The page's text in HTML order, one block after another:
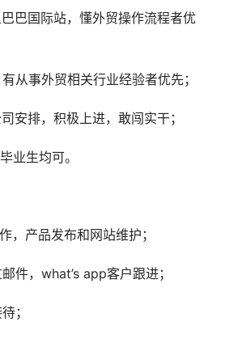
巴国际站，懂外贸操作流程者优
从事外贸相关行业经验者优先；
安排，积极上进，敢闯实干；
业生均可。
，产品发布和网站维护；
件，what’s app客户跟进；
；